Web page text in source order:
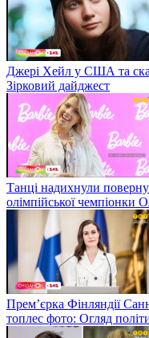
Джері Хейл у США та
Зірковий дайджест
Танці надихнули
олімпійської чемпіонки
Прем’єрка Фінляндії
топлес фото: Огляд